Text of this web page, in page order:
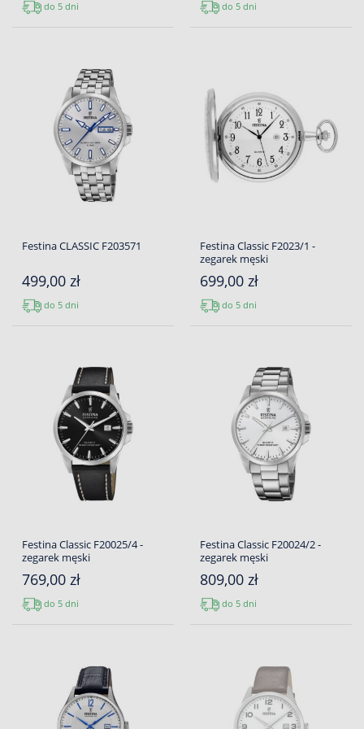
do 5 dni do 5 dni
Festina CLASSIC F203571
499,00 zł
do 5 dni
Festina Classic F2023/1 -
zegarek męski
699,00 zł
do 5 dni
Festina Classic F20025/4 -
zegarek męski
769,00 zł
do 5 dni
Festina Classic F20024/2 -
zegarek męski
809,00 zł
do 5 dni